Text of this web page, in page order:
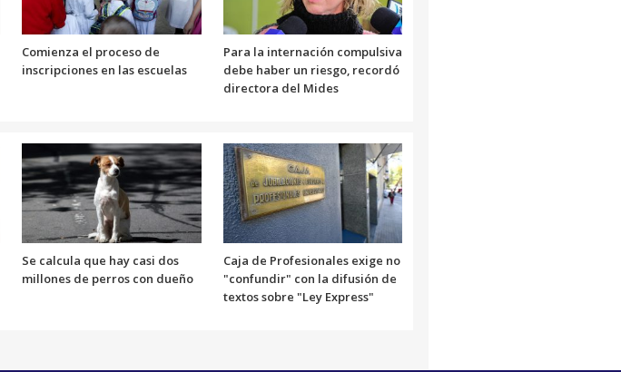
Comienza el proceso de
inscripciones en las escuelas
Para la internación compulsiva
debe haber un riesgo, recordó
directora del Mides
Se calcula que hay casi dos
millones de perros con dueño
Caja de Profesionales exige no
"confundir" con la difusión de
textos sobre "Ley Express"